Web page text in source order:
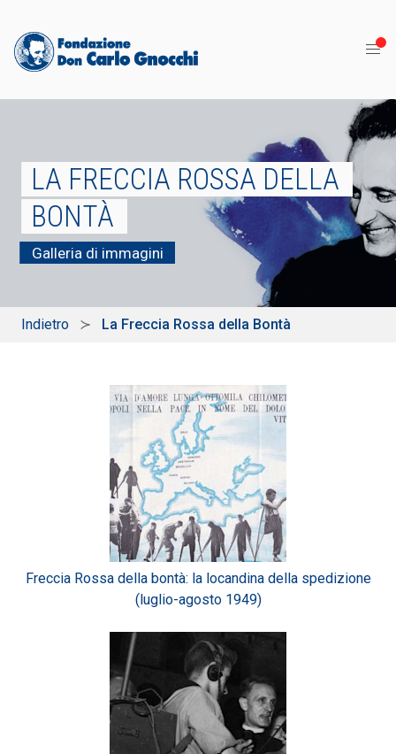
LA FRECCIA ROSSA DELLA
BONTÀ
Galleria di immagini
Indietro La Freccia Rossa della Bontà
Freccia Rossa della bontà: la locandina della spedizione
(luglio-agosto 1949)